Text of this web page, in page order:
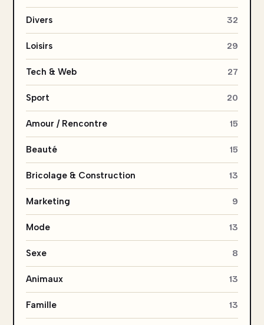
Divers 32
Loisirs 29
Tech & Web 27
Sport 20
Amour / Rencontre 15
Beauté 15
Bricolage & Construction 13
Marketing 9
Mode 13
Sexe 8
Animaux 13
Famille 13